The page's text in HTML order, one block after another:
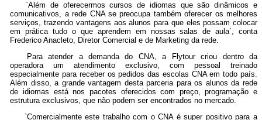
`Além de oferecermos cursos de idiomas que são dinâmicos e
comunicativos, a rede CNA se preocupa também oferecer os melhores
serviços, trazendo vantagens aos alunos para que eles possam colocar
em prática tudo o que aprendem em nossas salas de aula`, conta
Frederico Anacleto, Diretor Comercial e de Marketing da rede.
Para atender a demanda do CNA, a
Flytourcriou dentro da
operadora um atendimento exclusivo, com pessoal treinado
especialmente para receber os pedidos das escolas CNA em todo país.
Além disso, a grande vantagem desta parceria para os alunos da rede
de idiomas está nos pacotes oferecidos com preço, programação e
estrutura exclusivos, que não podem ser encontrados no mercado.
`Comercialmente este trabalho com o CNA é super positivo para a